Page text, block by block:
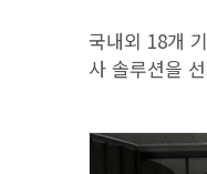
국내외 18개
사 솔루션을